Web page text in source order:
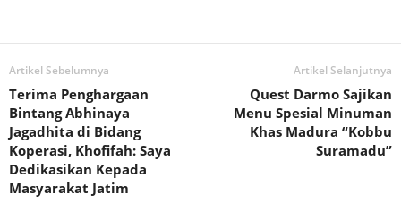
Artikel Sebelumnya
Terima Penghargaan
Bintang Abhinaya
Jagadhita di Bidang
Koperasi, Khofifah: Saya
Dedikasikan Kepada
Masyarakat Jatim
Artikel Selanjutnya
Quest Darmo Sajikan
Menu Spesial Minuman
Khas Madura “Kobbu
Suramadu”